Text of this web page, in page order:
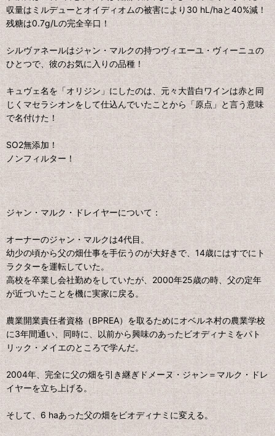
収量はミルデューとオイディオムの被害により30 hL/haと40%減！
残糖は0.7g/Lの完全辛口！
シルヴァネールはジャン・マルクの持つヴィエーユ・ヴィーニュの
ひとつで、彼のお気に入りの品種！
キュヴェ名を「オリジン」にしたのは、元々大昔白ワインは赤と同
じくマセラシオンをして仕込んでいたことから「原点」と言う意味
で名付けた！
SO2無添加！
ノンフィルター！
ジャン・マルク・ドレイヤーについて：
オーナーのジャン・マルクは4代目。
幼少の頃から父の畑仕事を手伝うのが大好きで、14歳にはすでにト
ラクターを運転していた。
高校を卒業し会社勤めをしていたが、2000年25歳の時、父の定年
が近づいたことを機に実家に戻る。
農業開業責任者資格（BPREA）を取るためにオベルネ村の農業学校
に3年間通い、同時に、以前から興味のあったビオディナミをパト
リック・メイエのところで学んだ。
2004年、完全に父の畑を引き継ぎドメーヌ・ジャン＝マルク・ドレ
イヤーを立ち上げる。
そして、6 haあった父の畑をビオディナミに変える。